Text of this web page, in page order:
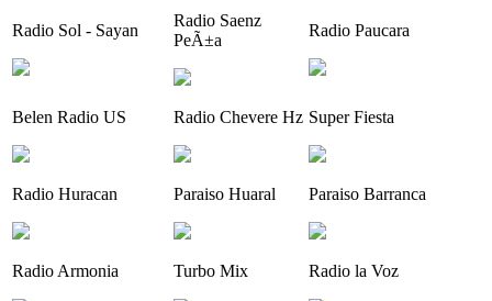
Radio Sol - Sayan
Radio Saenz
PeÃ±a
Radio Paucara
Belen Radio US Radio Chevere Hz Super Fiesta
Radio Huracan Paraiso Huaral Paraiso Barranca
Radio Armonia Turbo Mix Radio la Voz